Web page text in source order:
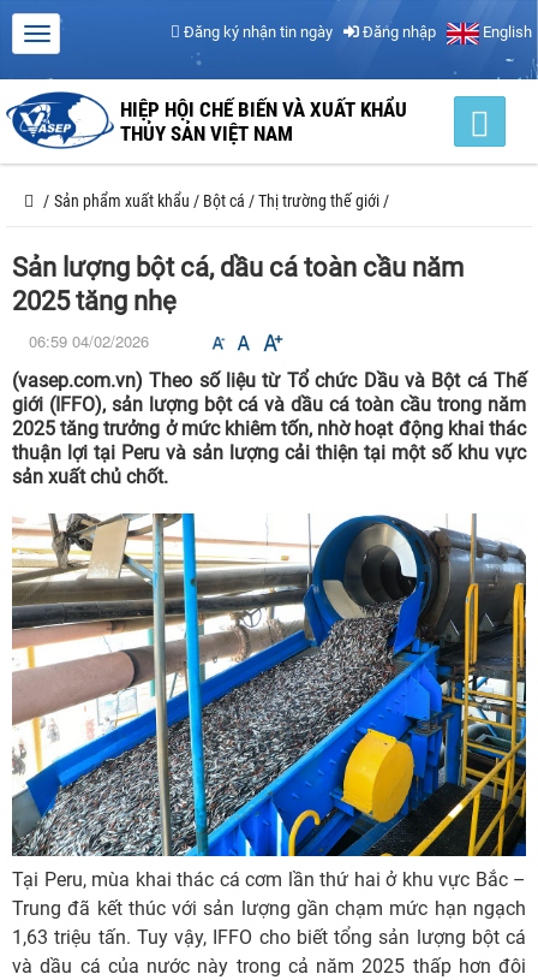
Đăng ký nhận tin ngày Đăng nhập English
HIỆP HỘI CHẾ BIẾN VÀ XUẤT KHẨU
THỦY SẢN VIỆT NAM
/ Sản phẩm xuất khẩu / Bột cá /Thị trường thế giới /
Sản lượng bột cá, dầu cá toàn cầu năm
2025 tăng nhẹ
06:59 04/02/2026
(vasep.com.vn) Theo số liệu từ Tổ chức Dầu và Bột cá Thế
giới (IFFO), sản lượng bột cá và dầu cá toàn cầu trong năm
2025 tăng trưởng ở mức khiêm tốn, nhờ hoạt động khai thác
thuận lợi tại Peru và sản lượng cải thiện tại một số khu vực
sản xuất chủ chốt.
Tại Peru, mùa khai thác cá cơm lần thứ hai ở khu vực Bắc –
Trung đã kết thúc với sản lượng gần chạm mức hạn ngạch
1,63 triệu tấn. Tuy vậy, IFFO cho biết tổng sản lượng bột cá
và dầu cá của nước này trong cả năm 2025 thấp hơn đôi